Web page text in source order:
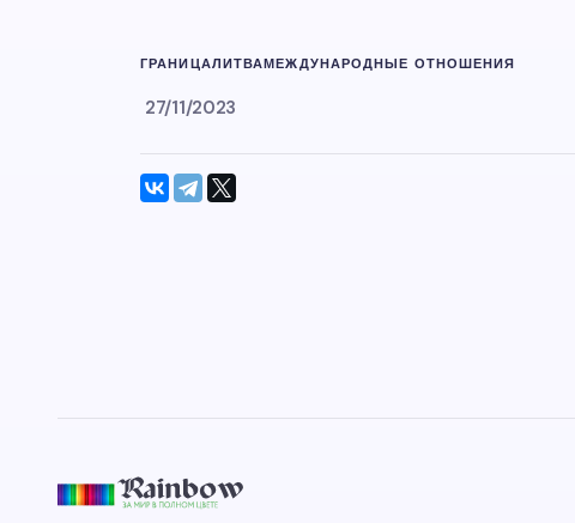
ГРАНИЦАЛИТВАМЕЖДУНАРОДНЫЕ ОТНОШЕНИЯ
27/11/2023